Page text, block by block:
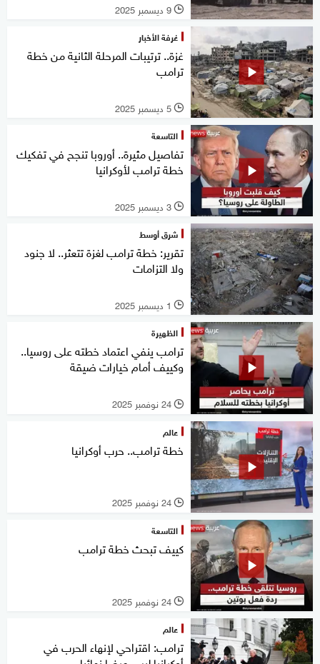
l 9 ديسمبر 2025
غرفة الأخبار
غزة.. ترتيبات المرحلة الثانية من خطة
ترامب
l 5 ديسمبر 2025
التاسعة
تفاصيل مثيرة.. أوروبا تنجح في تفكيك
خطة ترامب لأوكرانيا
l 3 ديسمبر 2025
شرق أوسط
تقرير: خطة ترامب لغزة تتعثر.. لا جنود
ولا التزامات
l 1 ديسمبر 2025
الظهيرة
ترامب ينفي اعتماد خطته على روسيا..
وكييف أمام خيارات ضيقة
l 24 نوفمبر 2025
عالم
خطة ترامب.. حرب أوكرانيا
l 24 نوفمبر 2025
التاسعة
كييف تبحث خطة ترامب
l 24 نوفمبر 2025
عالم
ترامب: اقتراحي لإنهاء الحرب في